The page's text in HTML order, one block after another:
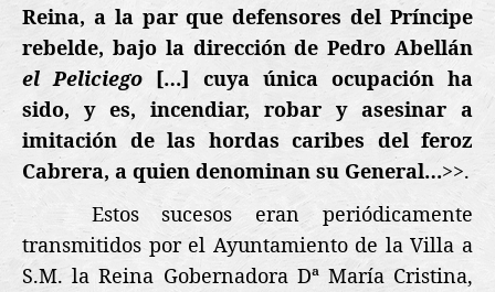
Reina, a la par que defensores del Príncipe
rebelde, bajo la dirección de Pedro Abellán
el Peliciego […] cuya única ocupación ha
sido, y es, incendiar, robar y asesinar a
imitación de las hordas caribes del feroz
Cabrera, a quien denominan su General…>>.
Estos sucesos eran periódicamente
transmitidos por el Ayuntamiento de la Villa a
S.M. la Reina Gobernadora Dª María Cristina,